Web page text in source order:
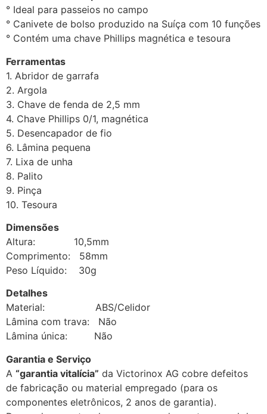
° Ideal para passeios no campo
° Canivete de bolso produzido na Suíça com 10 funções
° Contém uma chave Phillips magnética e tesoura
Ferramentas
1. Abridor de garrafa
2. Argola
3. Chave de fenda de 2,5 mm
4. Chave Phillips 0/1, magnética
5. Desencapador de fio
6. Lâmina pequena
7. Lixa de unha
8. Palito
9. Pinça
10. Tesoura
Dimensões
Altura: 10,5mm
Comprimento: 58mm
Peso Líquido: 30g
Detalhes
Material: ABS/Celidor
Lâmina com trava: Não
Lâmina única: Não
Garantia e Serviço
A “garantia vitalícia” da Victorinox AG cobre defeitos
de fabricação ou material empregado (para os
componentes eletrônicos, 2 anos de garantia).